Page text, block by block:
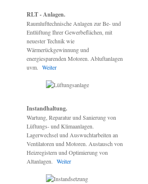
RLT - Anlagen.
Raumlufttechnische Anlagen zur Be- und
Entlüftung Ihrer Gewerbeflächen, mit
neuester Technik wie
Wärmerückgewinnung und
energiesparenden Motoren. Abluftanlagen
uvm. Weiter
Instandhaltung.
Wartung, Reparatur und Sanierung von
Lüftungs- und Klimaanlagen.
Lagerwechsel und Auswuchtarbeiten an
Ventilatoren und Motoren. Austausch von
Heizregistern und Optimierung von
Altanlagen. Weiter